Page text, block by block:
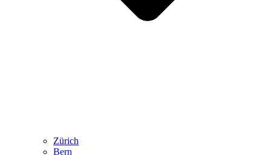
Zürich
Bern